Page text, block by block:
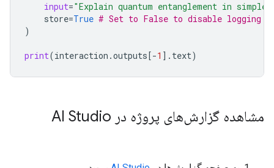
input="Explain quantum entanglement in simple
store=True # Set to False to disable logging
)
print(interaction .outputs [-1 ] . text)
مشاهده گزارش‌های پروژه در AI Studio